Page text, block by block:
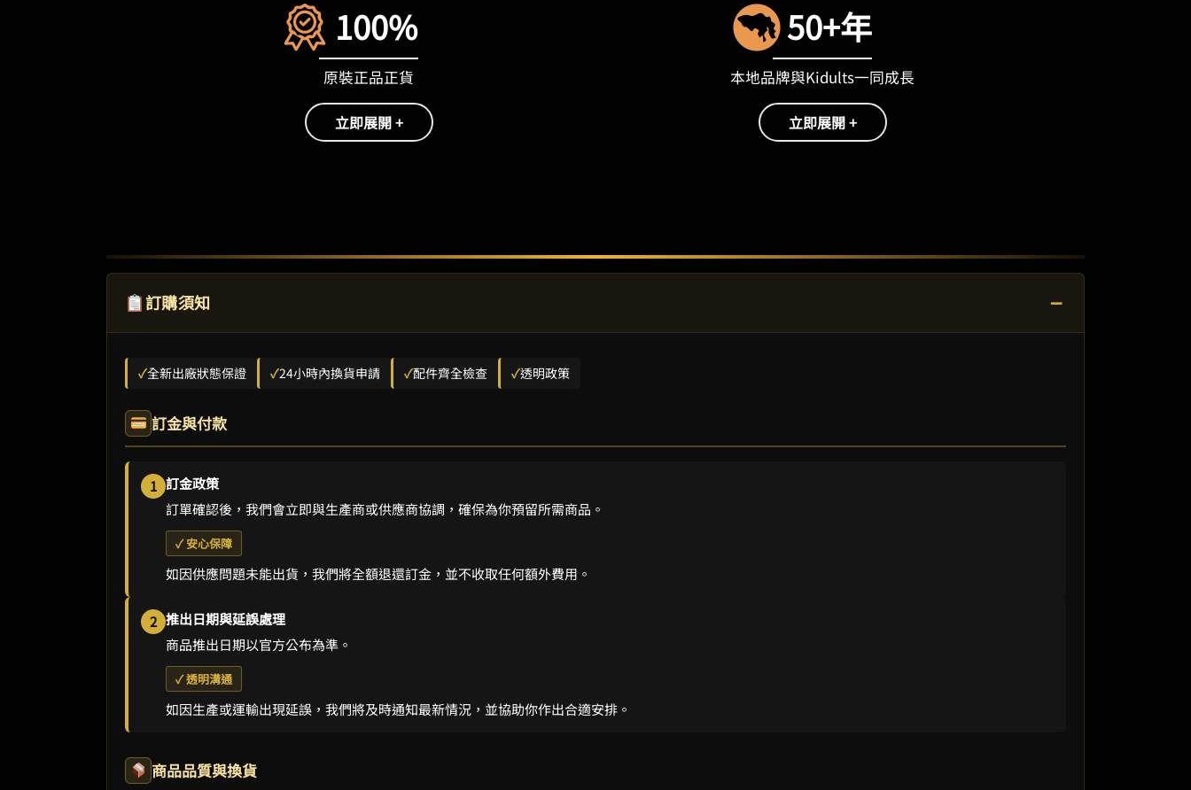
100%
原裝正品正貨
立即展開 +
50+年
本地品牌與Kidults一同成長
立即展開 +
訂購須知 −
✓全新出廠狀態保證 ✓24小時內換貨申請 ✓配件齊全檢查 ✓透明政策
訂金與付款
1 訂金政策
訂單確認後，我們會立即與生產商或供應商協調，確保為你預留所需商品。
✓ 安心保障
如因供應問題未能出貨，我們將全額退還訂金，並不收取任何額外費用。
2 推出日期與延誤處理
商品推出日期以官方公布為準。
✓ 透明溝通
如因生產或運輸出現延誤，我們將及時通知最新情況，並協助你作出合適安排。
商品品質與換貨